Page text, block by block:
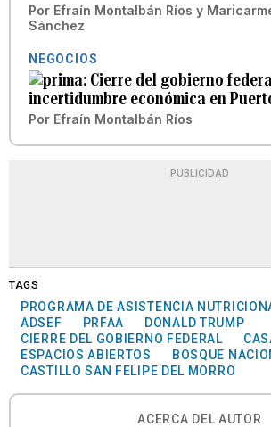
Por Efraín Montalbán Ríos y
Sánchez
NEGOCIOS
Cierre del gobierno
incertidumbre económica en
Por Efraín Montalbán Ríos
PUBLICIDAD
TAGS
PROGRAMA DE ASISTENCIA
ADSEF
PRFAA
DONALD TRUMP
CIERRE DEL GOBIERNO FEDERAL
ESPACIOS ABIERTOS
BOSQUE
CASTILLO SAN FELIPE DEL MORRO
ACERCA DEL AUTOR